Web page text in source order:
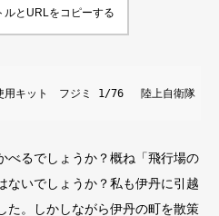
ルとURLをコピーする
キット　フジミ 1/76 　陸上自衛隊　
べるでしょうか？概ね「飛行場の
ないでしょうか？私も伊丹に引越
た。しかしながら伊丹の町を散策